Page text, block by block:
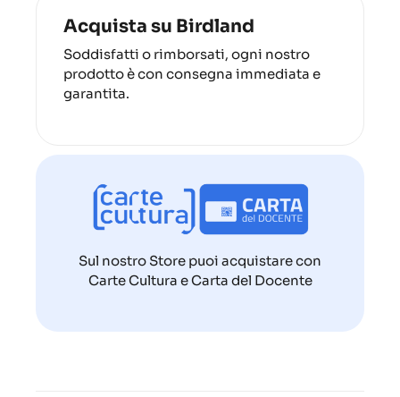
Acquista su Birdland
Soddisfatti o rimborsati, ogni nostro
prodotto è con consegna immediata e
garantita.
Sul nostro Store puoi acquistare con
Carte Cultura e Carta del Docente